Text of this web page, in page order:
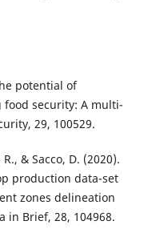
potential of
security: A multi-
29, 100529.
& Sacco, D. (2020).
production data-set
zones delineation
in Brief, 28, 104968.